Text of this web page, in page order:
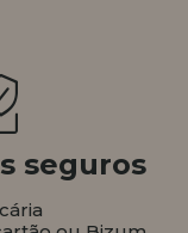
seguros